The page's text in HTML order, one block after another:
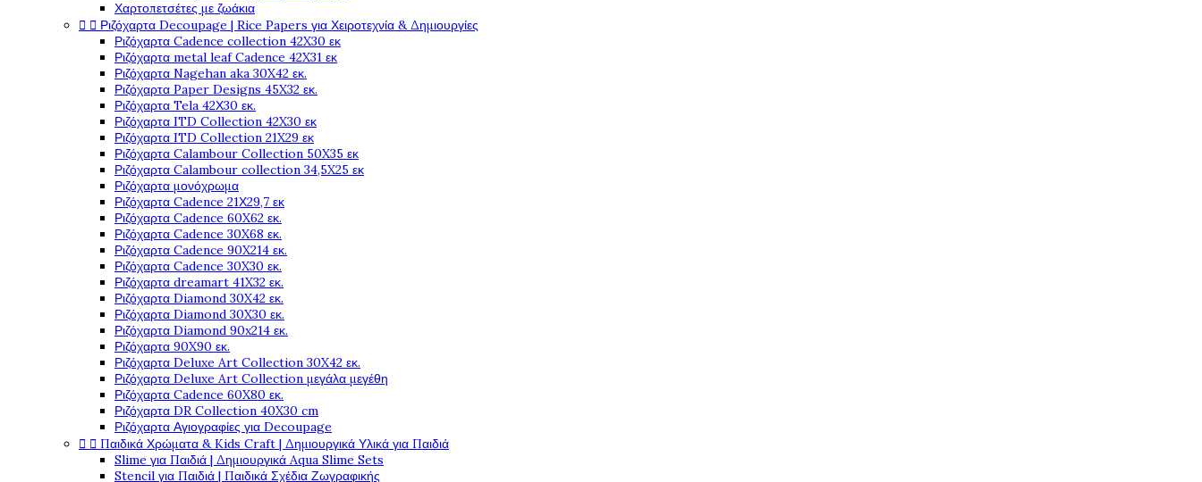
Χαρτοπετσέτες με ζωάκια
  Ριζόχαρτα Decoupage | Rice Papers για Χειροτεχνία & Δημιουργίες
Ριζόχαρτα Cadence collection 42X30 εκ
Ριζόχαρτα metal leaf Cadence 42X31 εκ
Ριζόχαρτα Nagehan aka 30X42 εκ.
Ριζόχαρτα Paper Designs 45X32 εκ.
Ριζόχαρτα Tela 42Χ30 εκ.
Ριζόχαρτα ITD Collection 42X30 εκ
Ριζόχαρτα ITD Collection 21X29 εκ
Ριζόχαρτα Calambour Collection 50X35 εκ
Ριζόχαρτα Calambour collection 34,5X25 εκ
Ριζόχαρτα μονόχρωμα
Ριζόχαρτα Cadence 21Χ29,7 εκ
Ριζόχαρτα Cadence 60X62 εκ.
Ριζόχαρτα Cadence 30X68 εκ.
Ριζόχαρτα Cadence 90X214 εκ.
Ριζόχαρτα Cadence 30X30 εκ.
Ριζόχαρτα dreamart 41X32 εκ.
Ριζόχαρτα Diamond 30X42 εκ.
Ριζόχαρτα Diamond 30X30 εκ.
Ριζόχαρτα Diamond 90x214 εκ.
Ριζόχαρτα 90X90 εκ.
Ριζόχαρτα Deluxe Art Collection 30X42 εκ.
Ριζόχαρτα Deluxe Art Collection μεγάλα μεγέθη
Ριζόχαρτα Cadence 60X80 εκ.
Ριζόχαρτα DR Collection 40X30 cm
Ριζόχαρτα Αγιογραφίες για Decoupage
  Παιδικά Χρώματα & Kids Craft | Δημιουργικά Υλικά για Παιδιά
Slime για Παιδιά | Δημιουργικά Aqua Slime Sets
Stencil για Παιδιά | Παιδικά Σχέδια Ζωγραφικής